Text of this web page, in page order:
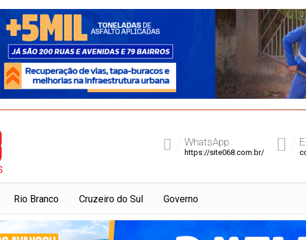
WhatsApp
https://site068.com.br/
Rio Branco Cruzeiro do Sul Governo